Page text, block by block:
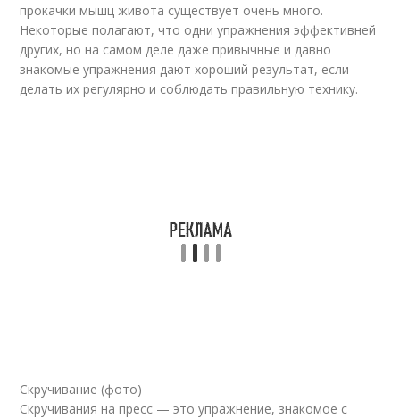
прокачки мышц живота существует очень много.
Некоторые полагают, что одни упражнения эффективней
других, но на самом деле даже привычные и давно
знакомые упражнения дают хороший результат, если
делать их регулярно и соблюдать правильную технику.
Скручивание (фото)
Скручивания на пресс — это упражнение, знакомое с